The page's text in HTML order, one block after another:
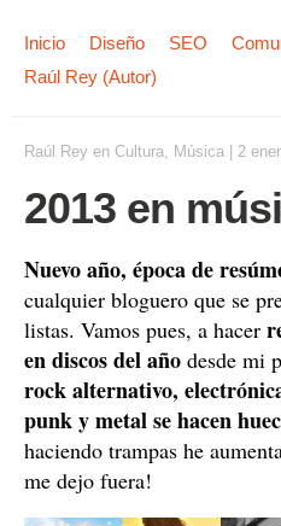
Inicio Diseño SEO
Raúl Rey (Autor)
Raúl Rey en Cultura, Música 2
2013 en
Nuevo año, época de
cualquier bloguero que se
listas. Vamos pues, a hacer
en discos del año desde mi
rock alternativo,
punk y metal se hacen
haciendo trampas he
me dejo fuera!